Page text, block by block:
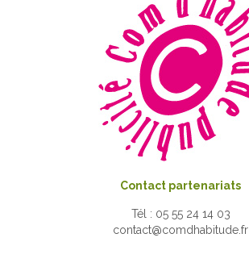
Contact partenariats
Tél : 05 55 24 14 03
contact@comdhabitude.fr